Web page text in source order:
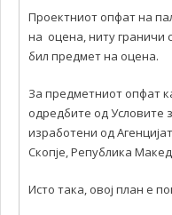
Проектниот опфат на
на оцена, ниту граничи
бил предмет на оцена.
За предметниот опфат
одредбите од Условите
изработени од
Скопје, Република
Исто така, овој план е